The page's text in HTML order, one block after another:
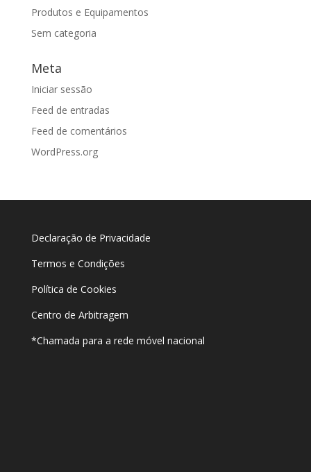
Produtos e Equipamentos
Sem categoria
Meta
Iniciar sessão
Feed de entradas
Feed de comentários
WordPress.org
Declaração de Privacidade
Termos e Condições
Política de Cookies
Centro de Arbitragem
*Chamada para a rede móvel nacional